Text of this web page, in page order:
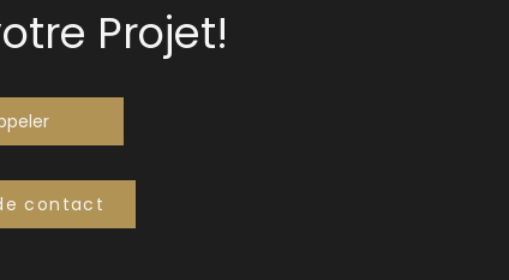
Projet!
contact